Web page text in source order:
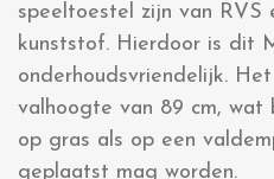
speeltoestel zijn van RVS
kunststof. Hierdoor is dit
onderhoudsvriendelijk.
valhoogte van 89 cm,
op gras als op een
geplaatst mag worden.